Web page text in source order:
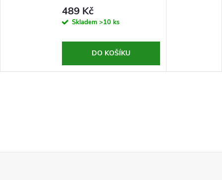
489 Kč
Skladem >10 ks
DO KOŠÍKU